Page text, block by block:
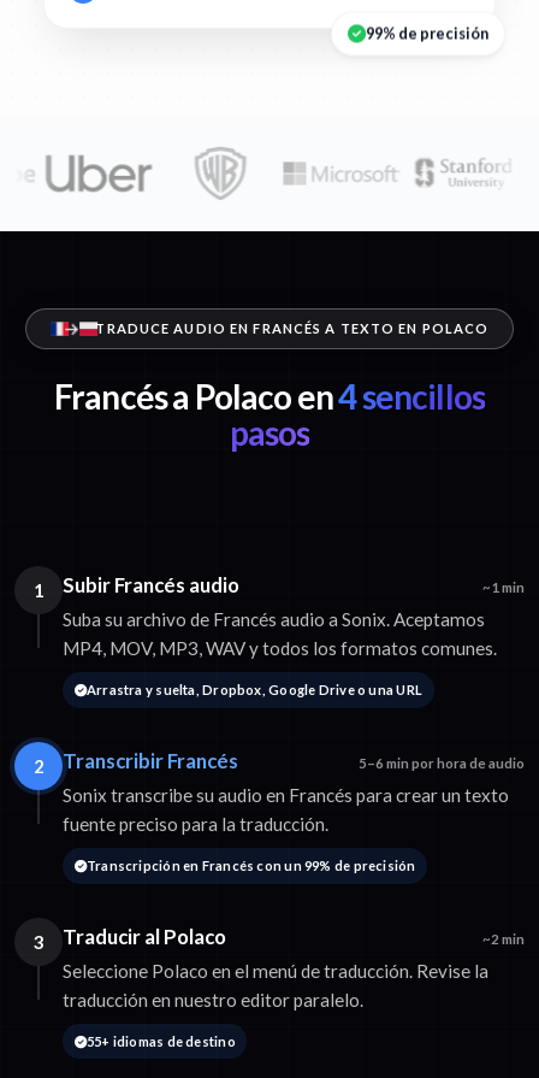
99% de precisión
TRADUCE AUDIO EN FRANCÉS A TEXTO EN POLACO
Francés a Polaco en4 sencillos
pasos
1 Subir Francés audio ~1 min
Suba su archivo de Francés audio a Sonix. Aceptamos
MP4, MOV, MP3, WAV y todos los formatos comunes.
Arrastra y suelta, Dropbox, Google Drive o una URL
2 Transcribir Francés 5–6 min por hora de audio
Sonix transcribe su audio en Francés para crear un texto
fuente preciso para la traducción.
Transcripción en Francés con un 99% de precisión
3 Traducir al Polaco ~2 min
Seleccione Polaco en el menú de traducción. Revise la
traducción en nuestro editor paralelo.
55+ idiomas de destino